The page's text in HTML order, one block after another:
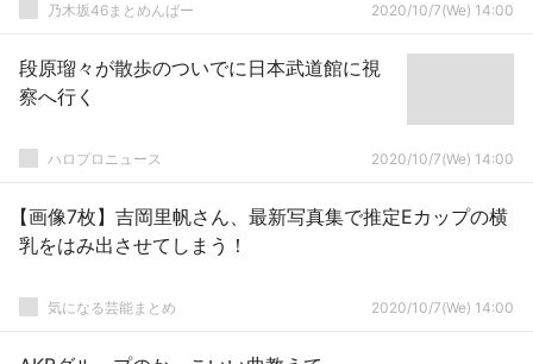
乃木坂46まとめんばー 2020/10/7(We) 14:00
段原瑠々が散歩のついでに日本武道館に視
察へ行く
ハロプロニュース 2020/10/7(We) 14:00
【画像7枚】吉岡里帆さん、最新写真集で推定Eカップの横
乳をはみ出させてしまう！
気になる芸能まとめ 2020/10/7(We) 14:00